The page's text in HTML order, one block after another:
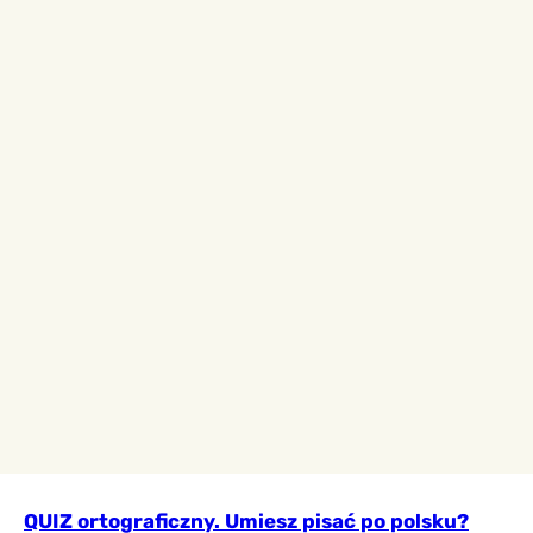
QUIZ ortograficzny. Umiesz pisać po polsku?